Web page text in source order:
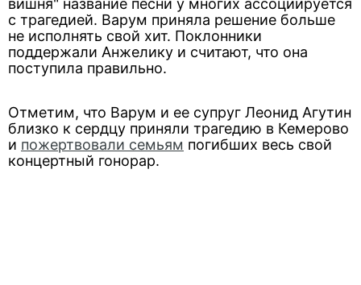
вишня" название песни у многих ассоциируется
с трагедией. Варум приняла решение больше
не исполнять свой хит. Поклонники
поддержали Анжелику и считают, что она
поступила правильно.
Отметим, что Варум и ее супруг Леонид Агутин
близко к сердцу приняли трагедию в Кемерово
и пожертвовали семьям погибших весь свой
концертный гонорар.